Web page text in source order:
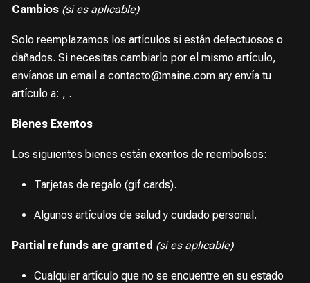
Cambios (si es aplicable)
Solo reemplazamos los artículos si están defectuosos o
dañados. Si necesitas cambiarlo por el mismo artículo,
envíanos un email a contacto@maine.com.ary envía tu
artículo a: , .
Bienes Exentos
Los siguientes bienes están exentos de reembolsos:
Tarjetas de regalo (gif cards).
Algunos artículos de salud y cuidado personal.
Partial refunds are granted (si es aplicable)
Cualquier artículo que no se encuentre en su estado